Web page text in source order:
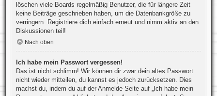
löschen viele Boards regelmäßig Benutzer, die für längere Zeit
keine Beiträge geschrieben haben, um die Datenbankgröße zu
verringern. Registriere dich einfach erneut und nimm aktiv an den
Diskussionen teil!
Nach oben
Ich habe mein Passwort vergessen!
Das ist nicht schlimm! Wir können dir zwar dein altes Passwort
nicht wieder mitteilen, du kannst es jedoch zurücksetzen. Dies
machst du, indem du auf der Anmelde-Seite auf „Ich habe mein